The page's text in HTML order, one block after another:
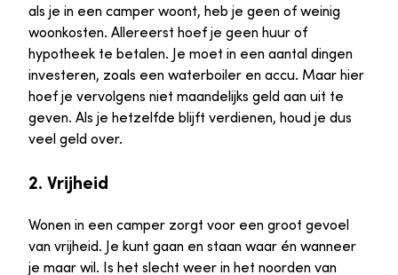
als je in een camper woont, heb je geen of weinig
woonkosten. Allereerst hoef je geen huur of
hypotheek te betalen. Je moet in een aantal dingen
investeren, zoals een waterboiler en accu. Maar hier
hoef je vervolgens niet maandelijks geld aan uit te
geven. Als je hetzelfde blijft verdienen, houd je dus
veel geld over.
2. Vrijheid
Wonen in een camper zorgt voor een groot gevoel
van vrijheid. Je kunt gaan en staan waar én wanneer
je maar wil. Is het slecht weer in het noorden van